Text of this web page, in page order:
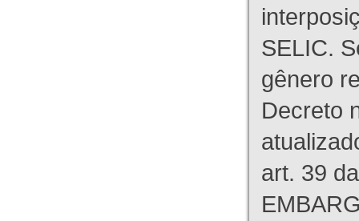
SELIC.
gênero
Decreto
art. 39